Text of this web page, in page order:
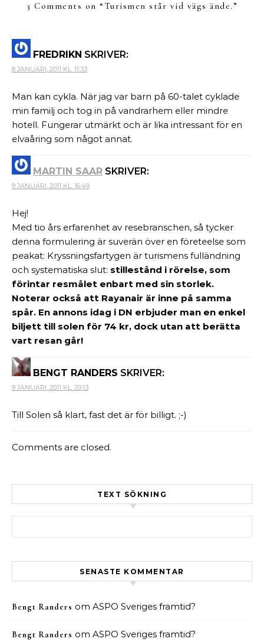
3 Comments on “ Turismen står vid vägs ände. ”
FREDRIKN SKRIVER:
8 JANUARI, 2011 KL. 11:33
Man kan cykla. När jag var barn på 60-talet cyklade
min familj och tog in på vandrarhem eller mindre
hotell. Fungerar utmärkt och är lika intressant för en
elvaåring som något annat.
MARTIN SAAR SKRIVER:
9 JANUARI, 2011 KL. 16:49
Hej!
Med tio års erfarenhet av resebranschen, så tycker
denna formulering är suverän över en företeelse som
peakat: Kryssningsfartygen är turismens fulländning
och systematiska slut: stillestånd i rörelse, som
förintar resmålet enbart med sin storlek.
Noterar också att Rayanair är inne på samma
spår. En annons idag i DN erbjuder man en enkel
biljett till solen för 74 kr, dock utan att berätta
vart resan går!
BENGT RANDERS SKRIVER:
9 JANUARI, 2011 KL. 20:13
Till Solen så klart, fast det är för billigt. ;-)
Comments are closed.
TEXT SÖKNING
SENASTE KOMMENTAR
Bengt Randers om ASPO Sveriges framtid?
Bengt Randers om ASPO Sveriges framtid?